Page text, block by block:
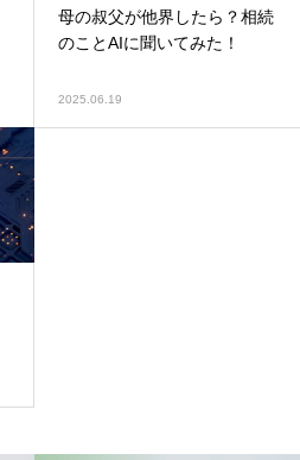
母の叔父が他界したら？相続
のことAIに聞いてみた！
2025.06.19